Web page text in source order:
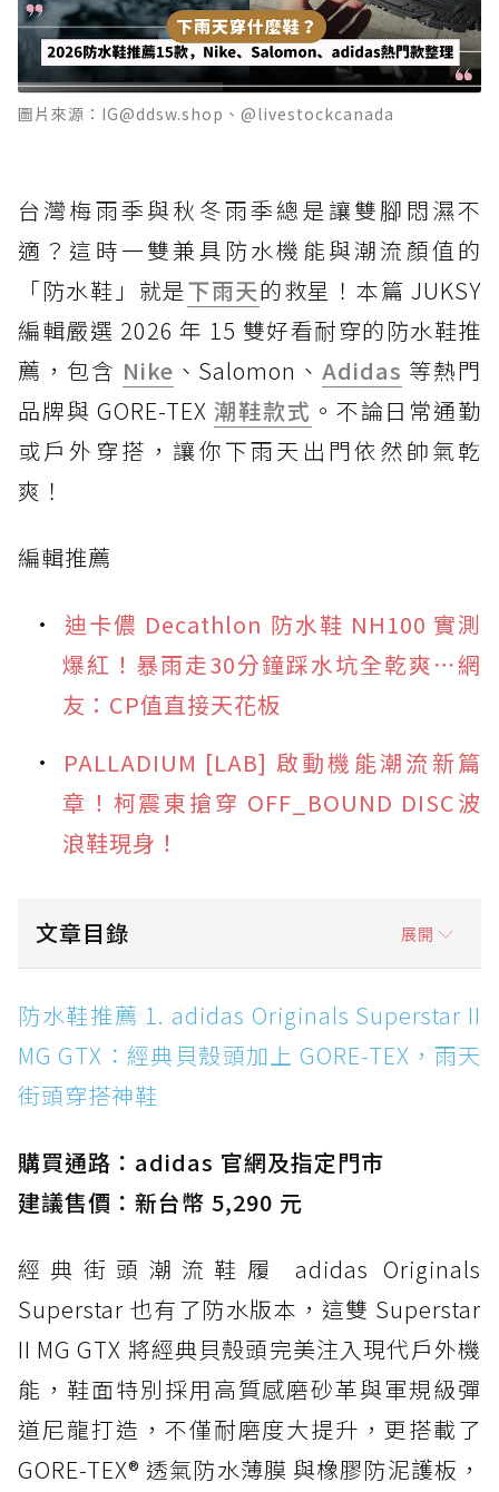
圖片來源：IG@ddsw.shop、@livestockcanada
台灣梅雨季與秋冬雨季總是讓雙腳悶濕不
適？這時一雙兼具防水機能與潮流顏值的
「防水鞋」就是下雨天的救星！本篇 JUKSY
編輯嚴選 2026 年 15 雙好看耐穿的防水鞋推
薦，包含 Nike 、Salomon、Adidas 等熱門
品牌與 GORE-TEX 潮鞋款式 。不論日常通勤
或戶外穿搭，讓你下雨天出門依然帥氣乾
爽！
編輯推薦
迪卡儂 Decathlon 防水鞋 NH100 實測
爆紅！暴雨走30分鐘踩水坑全乾爽⋯網
友：CP值直接天花板
PALLADIUM [LAB] 啟動機能潮流新篇
章！柯震東搶穿 OFF_BOUND DISC波
浪鞋現身！
文章目錄 展開
防水鞋推薦 1. adidas Originals Superstar II
MG GTX：經典貝殼頭加上 GORE-TEX，雨天街
頭穿搭神鞋
防水鞋推薦 2. New Balance Hierro v9 GORE-
防水鞋推薦 3. Nike Dunk Low GORE-TEX：
經典 Dunk 輪廓加上防水科技，雨天穿搭帥度不
打折
防水鞋推薦 4. ASICS TRABUCO 14 GTX：搭
載 GORE-TEX 隱形貼合科技，全方位防水神鞋
防水鞋推薦 5. Salomon XT-6 GORE-TEX：潮
人必備山系鞋王！防滑、防水與街頭顏值一次攻
頂
防水鞋推薦 6. HOKA Stinson Evo GTX：越野
復刻厚底，GORE-TEX 防水與增高神器一次滿
防水鞋推薦 1. adidas Originals Superstar II
MG GTX：經典貝殼頭加上 GORE-TEX，雨天
街頭穿搭神鞋
購買通路：adidas 官網及指定門市
建議售價：新台幣 5,290 元
經典街頭潮流鞋履 adidas Originals
Superstar 也有了防水版本，這雙 Superstar
II MG GTX 將經典貝殼頭完美注入現代戶外機
能，鞋面特別採用高質感磨砂革與軍規級彈
道尼龍打造，不僅耐磨度大提升，更搭載了
GORE-TEX® 透氣防水薄膜 與橡膠防泥護板，